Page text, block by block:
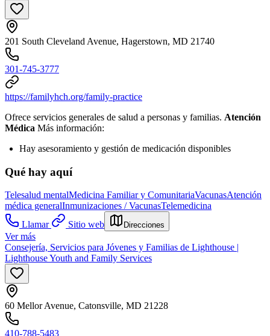
201 South Cleveland Avenue, Hagerstown, MD 21740
301-745-3777
https://familyhch.org/family-practice
Ofrece servicios generales de salud a personas y familias. Atención
Médica Más información:
Hay asesoramiento y gestión de medicación disponibles
Qué hay aquí
Telesalud mentalMedicina Familiar y ComunitariaVacunasAtención
médica generalInmunizaciones / VacunasTelemedicina
Llamar
Sitio web Direcciones
Ver más
Consejería, Servicios para Jóvenes y Familias de Lighthouse |
Lighthouse Youth and Family Services
60 Mellor Avenue, Catonsville, MD 21228
410-788-5483